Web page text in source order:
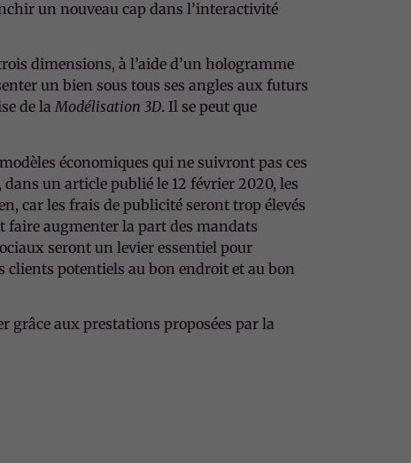
un nouveau cap dans l’interactivité
dimensions, à l’aide d’un hologramme
un bien sous tous ses angles aux futurs
de laModélisation 3D. Il se peut que
économiques qui ne suivront pas ces
un article publié le 12 février 2020, les
car les frais de publicité seront trop élevés
faire augmenter la part des mandats
seront un levier essentiel pour
clients potentiels au bon endroit et au bon
grâce aux prestations proposées par la